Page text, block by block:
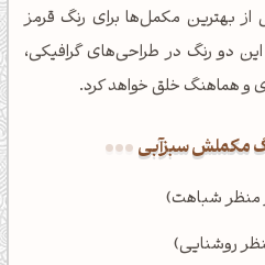
از بهترین مکمل‌ها برای رنگ قرمز
دو رنگ در طراحی‌های گرافیکی،
و هماهنگ خلق خواهد کرد.
مکملش سبزآبی
منظر شباهت)
روشنایی)